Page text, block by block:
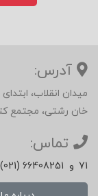
آدرس:
خان رشتی، مجتمع
تماس:
(021) 66408251 و 71